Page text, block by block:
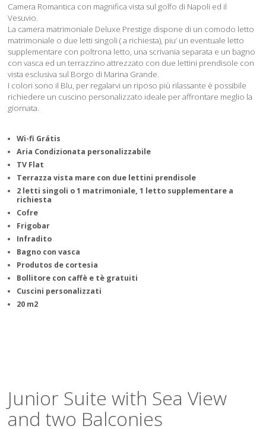
Camera Romantica con magnifica vista sul golfo di Napoli ed il
Vesuvio.
La camera matrimoniale Deluxe Prestige dispone di un comodo letto
matrimoniale o due letti singoli ( a richiesta), piu’ un eventuale letto
supplementare con poltrona letto, una scrivania separata e un bagno
con vasca ed un terrazzino attrezzato con due lettini prendisole con
vista esclusiva sul Borgo di Marina Grande.
I colori sono il Blu, per regalarvi un riposo più rilassante è possibile
richiedere un cuscino personalizzato ideale per affrontare meglio la
giornata.
Wi-fi Grátis
Aria Condizionata personalizzabile
TV Flat
Terrazza vista mare con due lettini prendisole
2 letti singoli o 1 matrimoniale, 1 letto supplementare a
richiesta
Cofre
Frigobar
Infradito
Bagno con vasca
Produtos de cortesia
Bollitore con caffè e tè gratuiti
Cuscini personalizzati
20 m2
Junior Suite with Sea View
and two Balconies